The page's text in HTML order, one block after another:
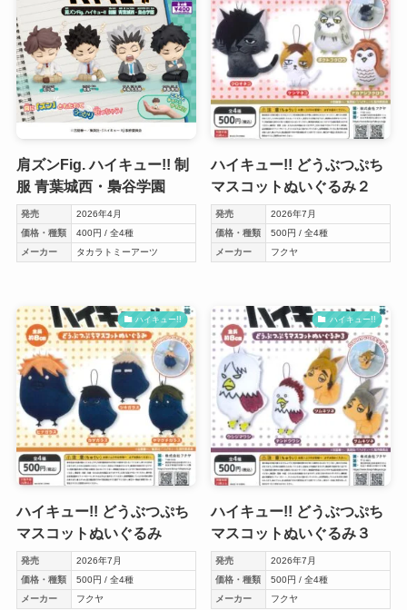
肩ズンFig. ハイキュー!! 制
服 青葉城西・梟谷学園
発売
2026年4月
価格・種類
400円 / 全4種
メーカー
タカラトミーアーツ
ハイキュー!! どうぶつぷち
マスコットぬいぐるみ２
発売
2026年7月
価格・種類
500円 / 全4種
メーカー
フクヤ
ハイキュー!!
ハイキュー!! どうぶつぷち
マスコットぬいぐるみ
発売
2026年7月
価格・種類
500円 / 全4種
メーカー
フクヤ
ハイキュー!!
ハイキュー!! どうぶつぷち
マスコットぬいぐるみ３
発売
2026年7月
価格・種類
500円 / 全4種
メーカー
フクヤ